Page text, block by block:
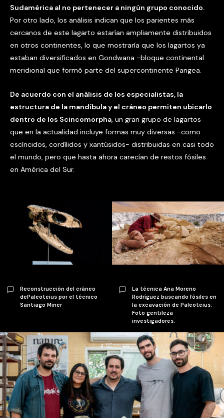
Sudamérica al no pertenecer a ningún grupo conocido.
Por otro lado, los análisis indican que los parientes más
cercanos de este lagarto estarían ampliamente distribuidos
en otros continentes, lo que mostraría que los lagartos ya
estaban diversificados en Gondwana -bloque continental
meridional que formó parte del supercontinente Pangea.
De acuerdo con el análisis de los especialistas, la
estructura de la mandíbula y el cráneo permiten ubicarlo
dentro de los Scincomorpha, un gran grupo de lagartos
que en la actualidad incluye formas muy diversas -como
escíncidos, cordílidos y xantúsidos- distribuidas en casi todo
el mundo, pero que hasta ahora carecían de restos fósiles
en América del Sur.
Reconstrucción del cráneo
dePaleoteius por el técnico
Santiago Miner
La técnica Ana Moreno
Rodríguez buscando fósiles en
la excavación de Paleoteius.
Foto gentileza
investigadores.